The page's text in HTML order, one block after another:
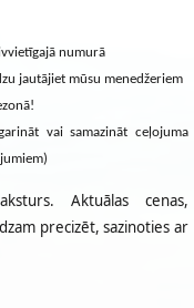
numurā
jautājiet mūsu menedžeriem
vai samazināt ceļojuma
Aktuālas cenas,
precizēt, sazinoties ar